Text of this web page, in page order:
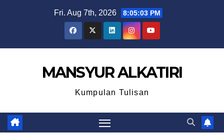
Fri. Aug 7th, 2026 8:05:04 PM
MANSYUR ALKATIRI
Kumpulan Tulisan